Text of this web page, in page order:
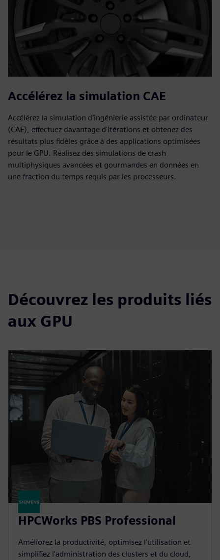
Accélérez la simulation CAE
Accélérez la simulation d'ingénierie assistée par ordinateur
(CAE), effectuez davantage d'itérations et obtenez des
résultats plus fidèles grâce à des applications optimisées
pour le GPU. Réalisez des simulations de crash
multiphysiques avancées et gourmandes en données en
une fraction du temps requis par les processeurs.
Découvrez les produits liés
aux GPU
HPCWorks PBS Professional
Améliorez la productivité, optimisez l'utilisation et
simplifiez l'administration des clusters et du cloud,